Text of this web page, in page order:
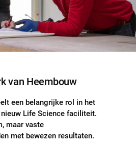
van Heembouw
een belangrijke rol in het
Life Science faciliteit.
maar vaste
met bewezen resultaten.